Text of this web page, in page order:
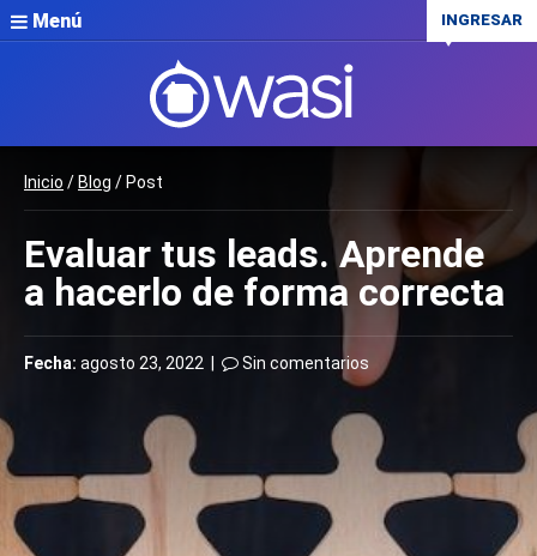
Menú INGRESAR
Inicio / Blog / Post
Evaluar tus leads. Aprende
a hacerlo de forma correcta
Fecha: agosto 23, 2022 | Sin comentarios